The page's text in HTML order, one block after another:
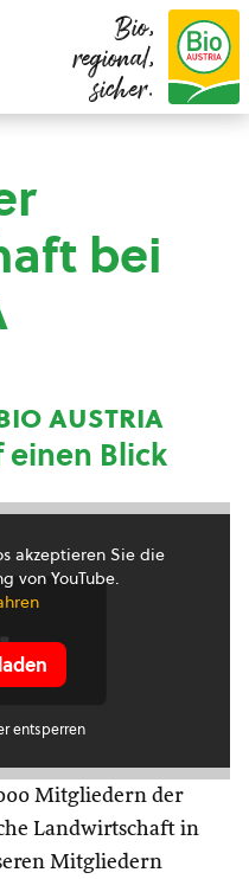
Bio,
regional,
sicher.
bei
austria
Blick
akzeptieren Sie die
von YouTube.
entsperren
Mitgliedern der
Landwirtschaft in
Mitgliedern